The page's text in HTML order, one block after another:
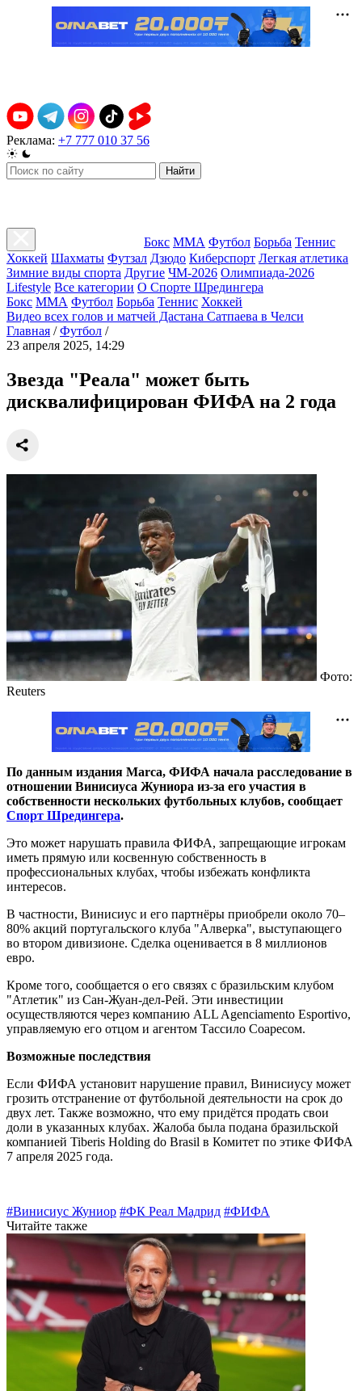
Реклама: +7 777 010 37 56
Найти
Бокс ММА Футбол Борьба Теннис
Хоккей Шахматы Футзал Дзюдо Киберспорт Легкая атлетика
Зимние виды спорта Другие ЧМ-2026 Олимпиада-2026
Lifestyle Все категории О Спорте Шредингера
Бокс ММА Футбол Борьба Теннис Хоккей
Видео всех голов и матчей Дастана Сатпаева в Челси
Главная / Футбол /
23 апреля 2025, 14:29
Звезда "Реала" может быть
дисквалифицирован ФИФА на 2 года
Фото:
Reuters
По данным издания Marca, ФИФА начала расследование в
отношении Винисиуса Жуниора из-за его участия в
собственности нескольких футбольных клубов, сообщает
Спорт Шредингера.
Это может нарушать правила ФИФА, запрещающие игрокам
иметь прямую или косвенную собственность в
профессиональных клубах, чтобы избежать конфликта
интересов.​
В частности, Винисиус и его партнёры приобрели около 70–
80% акций португальского клуба "Алверка", выступающего
во втором дивизионе. Сделка оценивается в 8 миллионов
евро.
Кроме того, сообщается о его связях с бразильским клубом
"Атлетик" из Сан-Жуан-дел-Рей. Эти инвестиции
осуществляются через компанию ALL Agenciamento Esportivo,
управляемую его отцом и агентом Тассило Соаресом. ​
Возможные последствия
Если ФИФА установит нарушение правил, Винисиусу может
грозить отстранение от футбольной деятельности на срок до
двух лет. Также возможно, что ему придётся продать свои
доли в указанных клубах. Жалоба была подана бразильской
компанией Tiberis Holding do Brasil в Комитет по этике ФИФА
7 апреля 2025 года. ​
#Винисиус Жуниор #ФК Реал Мадрид #ФИФА
Читайте также